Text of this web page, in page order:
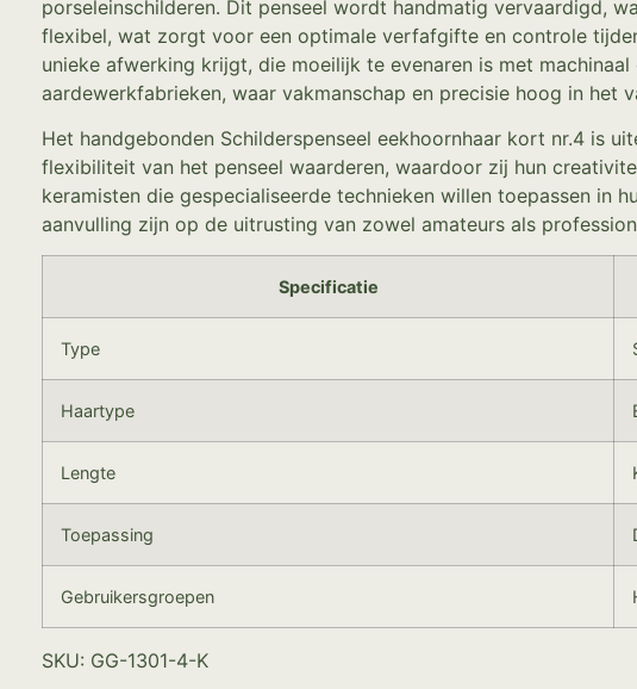
porseleinschilderen. Dit penseel wordt handmatig vervaardigd,
flexibel, wat zorgt voor een optimale verfafgifte en controle
unieke afwerking krijgt, die moeilijk te evenaren is met
aardewerkfabrieken, waar vakmanschap en precisie hoog in het
Het handgebonden Schilderspenseel eekhoornhaar kort nr.4 is
flexibiliteit van het penseel waarderen, waardoor zij hun
keramisten die gespecialiseerde technieken willen toepassen in
aanvulling zijn op de uitrusting van zowel amateurs als
Specificatie
Type
Haartype
Lengte
Toepassing
Gebruikersgroepen
SKU: GG-1301-4-K